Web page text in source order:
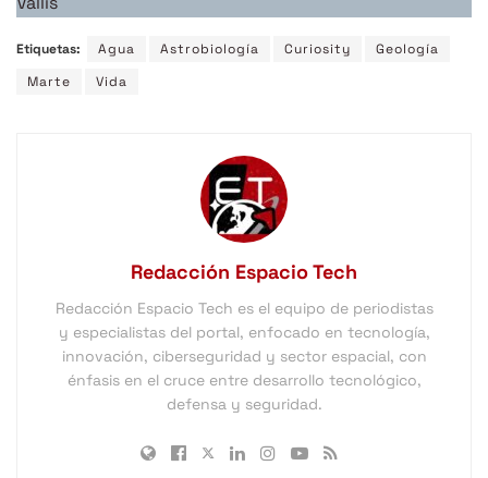
Etiquetas: Agua Astrobiología Curiosity
Geología
Marte
Vida
Redacción Espacio Tech
Redacción Espacio Tech es el equipo de periodistas
y especialistas del portal, enfocado en tecnología,
innovación, ciberseguridad y sector espacial, con
énfasis en el cruce entre desarrollo tecnológico,
defensa y seguridad.